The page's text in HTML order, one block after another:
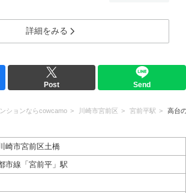
詳細をみる
Post Send
ションならcowcamo 川崎市宮前区 宮前平駅 高台
崎市宮前区土橋
市線「宮前平」駅